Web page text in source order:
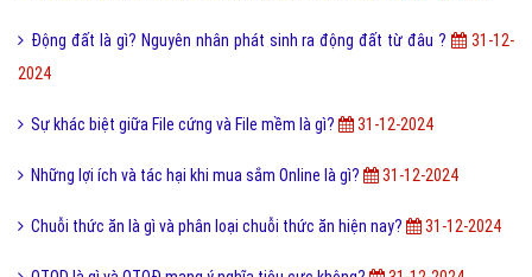
Động đất là gì? Nguyên nhân phát sinh ra động đất từ đâu ?
31-12-
2024
Sự khác biệt giữa File cứng và File mềm là gì? 31-12-2024
Những lợi ích và tác hại khi mua sắm Online là gì? 31-12-2024
Chuỗi thức ăn là gì và phân loại chuỗi thức ăn hiện nay? 31-12-2024